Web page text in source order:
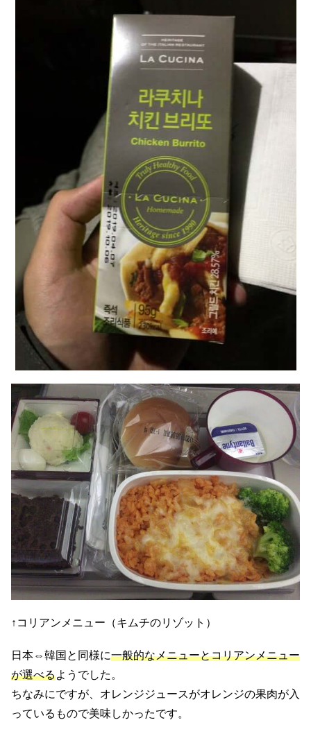
↑コリアンメニュー（キムチのリゾット）
日本⇔韓国と同様に一般的なメニューとコリアンメニュー
が選べるようでした。
ちなみにですが、オレンジジュースがオレンジの果肉が入
っているもので美味しかったです。